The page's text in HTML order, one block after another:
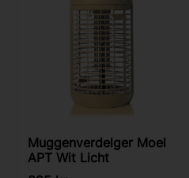
Muggenverdelger Moel
APT Wit Licht